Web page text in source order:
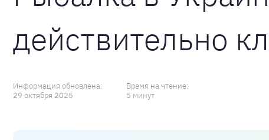
действительно
Информация обновлена:
29 октября 2025
Время на чтение:
5 минут